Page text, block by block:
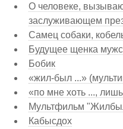
О человеке,
заслуживающем
Самец собаки,
Будущее щенка
Бобик
«жил-был ...»
«по мне хоть ...,
Мультфильм
Кабысдох